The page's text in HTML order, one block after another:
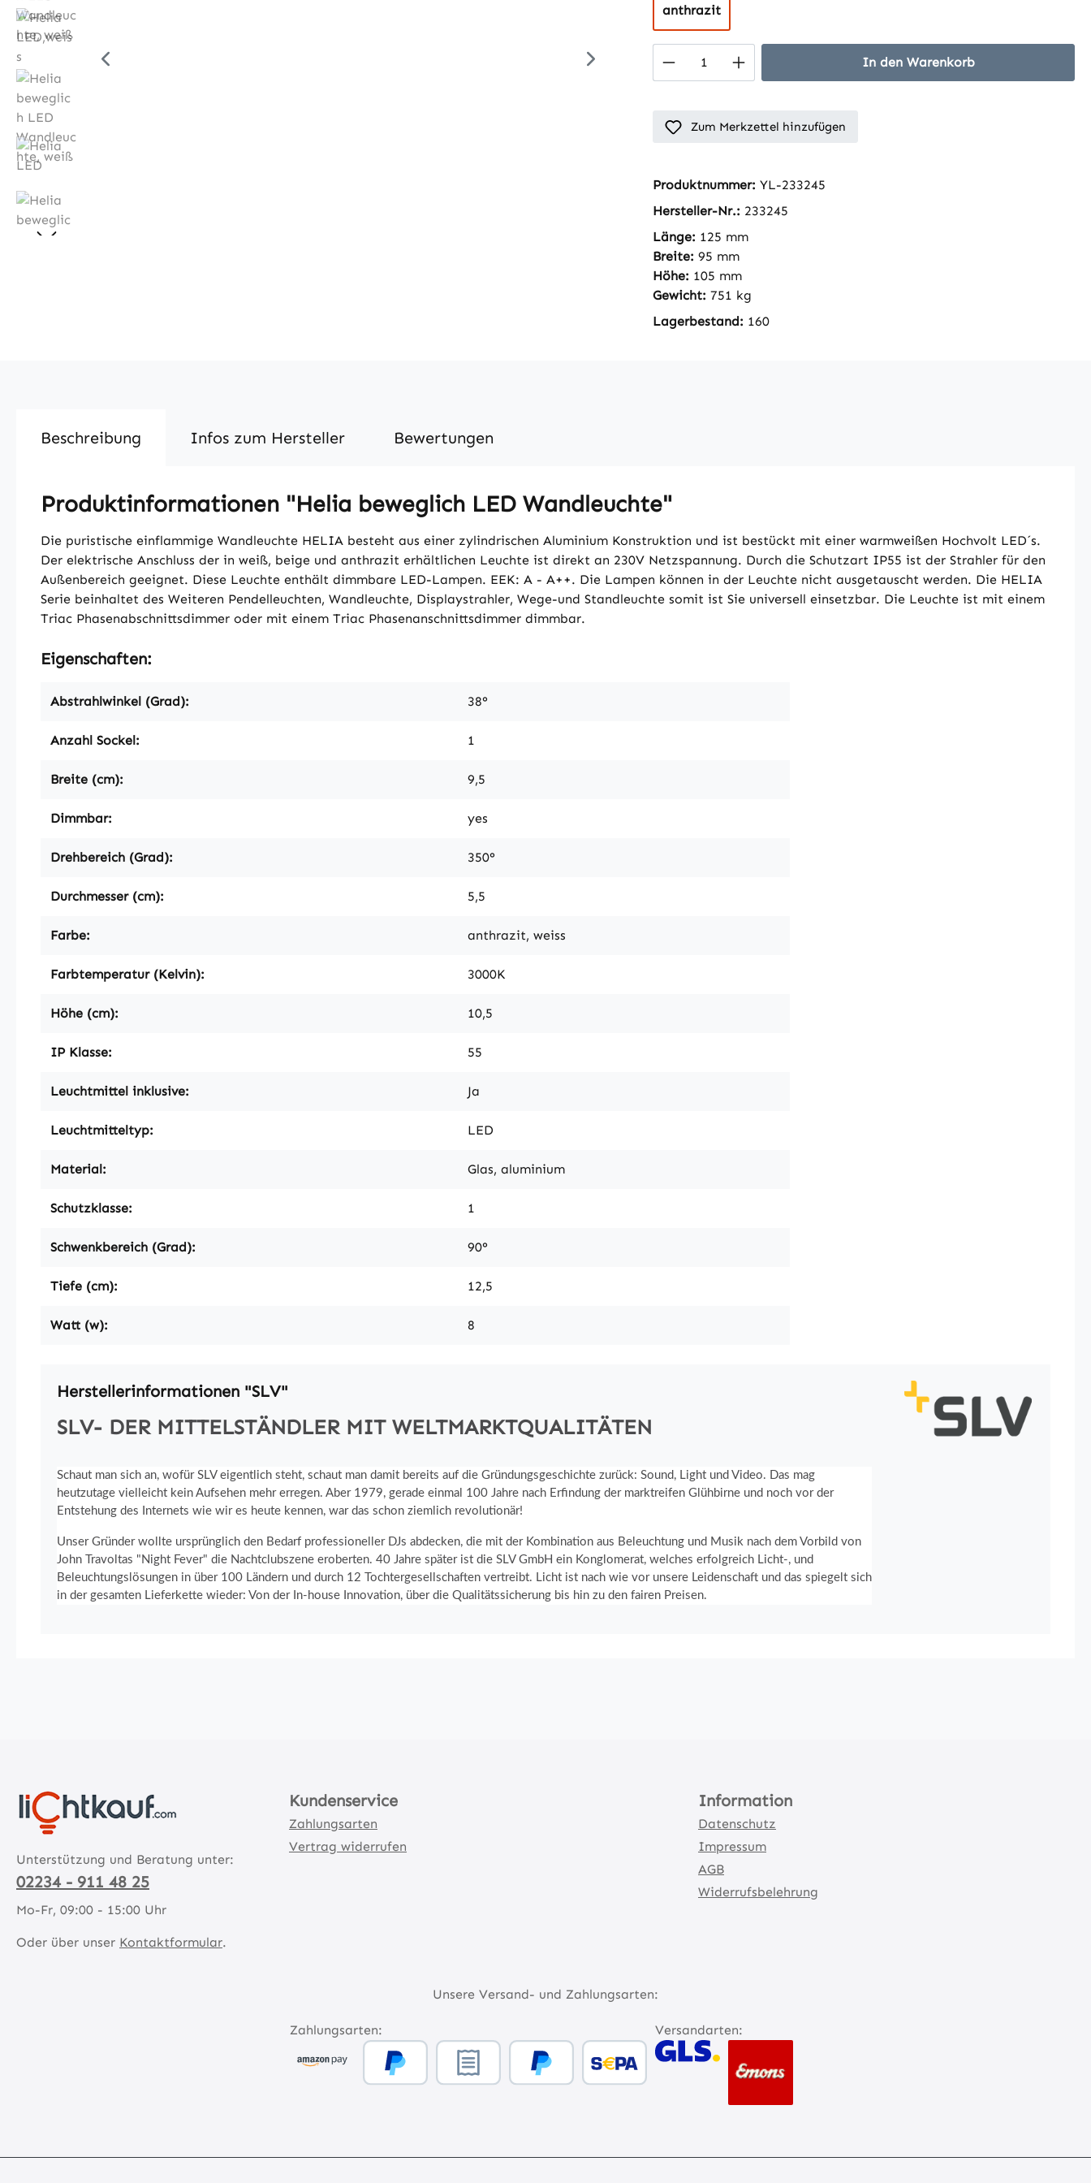
anthrazit
Produkt Anzahl: Gib den gewünschten Wert
In den Warenkorb
Zum Merkzettel hinzufügen
Produktnummer: YL-233245
Hersteller-Nr.: 233245
Länge: 125 mm
Breite: 95 mm
Höhe: 105 mm
Gewicht: 751 kg
Lagerbestand: 160
Beschreibung Infos zum Hersteller Bewertungen
Produktinformationen "Helia beweglich LED Wandleuchte"
Die puristische einflammige Wandleuchte HELIA besteht aus einer zylindrischen Aluminium Konstruktion und ist bestückt mit einer warmweißen Hochvolt LED´s.
Der elektrische Anschluss der in weiß, beige und anthrazit erhältlichen Leuchte ist direkt an 230V Netzspannung. Durch die Schutzart IP55 ist der Strahler für den
Außenbereich geeignet. Diese Leuchte enthält dimmbare LED-Lampen. EEK: A - A++. Die Lampen können in der Leuchte nicht ausgetauscht werden. Die HELIA
Serie beinhaltet des Weiteren Pendelleuchten, Wandleuchte, Displaystrahler, Wege-und Standleuchte somit ist Sie universell einsetzbar. Die Leuchte ist mit einem
Triac Phasenabschnittsdimmer oder mit einem Triac Phasenanschnittsdimmer dimmbar.
Eigenschaften:
Abstrahlwinkel (Grad): 38°
Anzahl Sockel: 1
Breite (cm): 9,5
Dimmbar: yes
Drehbereich (Grad): 350°
Durchmesser (cm): 5,5
Farbe: anthrazit, weiss
Farbtemperatur (Kelvin): 3000K
Höhe (cm): 10,5
IP Klasse: 55
Leuchtmittel inklusive: Ja
Leuchtmitteltyp: LED
Material: Glas, aluminium
Schutzklasse: 1
Schwenkbereich (Grad): 90°
Tiefe (cm): 12,5
Watt (w): 8
Herstellerinformationen "SLV"
SLV- DER MITTELSTÄNDLER MIT WELTMARKTQUALITÄTEN
Schaut man sich an, wofür SLV eigentlich steht, schaut man damit bereits auf die Gründungsgeschichte zurück: Sound, Light und Video. Das mag
heutzutage vielleicht kein Aufsehen mehr erregen. Aber 1979, gerade einmal 100 Jahre nach Erfindung der marktreifen Glühbirne und noch vor der
Entstehung des Internets wie wir es heute kennen, war das schon ziemlich revolutionär!
Unser Gründer wollte ursprünglich den Bedarf professioneller DJs abdecken, die mit der Kombination aus Beleuchtung und Musik nach dem Vorbild von
John Travoltas "Night Fever" die Nachtclubszene eroberten. 40 Jahre später ist die SLV GmbH ein Konglomerat, welches erfolgreich Licht-, und
Beleuchtungslösungen in über 100 Ländern und durch 12 Tochtergesellschaften vertreibt. Licht ist nach wie vor unsere Leidenschaft und das spiegelt sich
in der gesamten Lieferkette wieder: Von der In-house Innovation, über die Qualitätssicherung bis hin zu den fairen Preisen.
Unterstützung und Beratung unter:
02234 - 911 48 25
Mo-Fr, 09:00 - 15:00 Uhr
Oder über unser Kontaktformular.
Kundenservice
Zahlungsarten
Vertrag widerrufen
Information
Datenschutz
Impressum
AGB
Widerrufsbelehrung
Unsere Versand- und Zahlungsarten:
Zahlungsarten: Versandarten: